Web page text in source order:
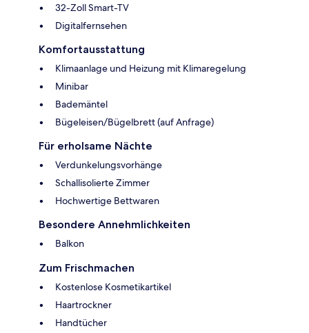
32-Zoll Smart-TV
Digitalfernsehen
Komfortausstattung
Klimaanlage und Heizung mit Klimaregelung
Minibar
Bademäntel
Bügeleisen/Bügelbrett (auf Anfrage)
Für erholsame Nächte
Verdunkelungsvorhänge
Schallisolierte Zimmer
Hochwertige Bettwaren
Besondere Annehmlichkeiten
Balkon
Zum Frischmachen
Kostenlose Kosmetikartikel
Haartrockner
Handtücher